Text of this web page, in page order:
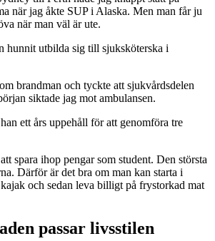
när jag åkte SUP i Alaska. Men man får ju
när man väl är ute.
hunnit utbilda sig till sjuksköterska i
brandman och tyckte att sjukvårdsdelen
siktade jag mot ambulansen.
ett års uppehåll för att genomföra tre
spara ihop pengar som student. Den största
Därför är det bra om man kan starta i
och sedan leva billigt på frystorkad mat
passar livsstilen